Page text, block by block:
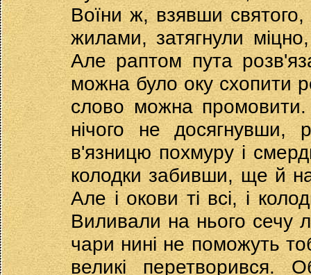
Воїни ж, взявши
жилами, затягнули
Але раптом пута
можна було оку схопити
слово можна промовити.
нічого не досягнувши,
в'язницю похмуру і
колодки забивши, ще й
Але і окови ті всі, і
Виливали на нього сечу
чари нині не поможуть
великі